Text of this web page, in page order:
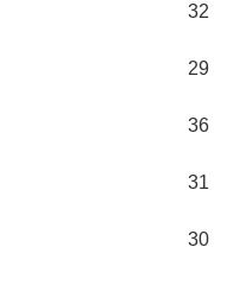
32
29
36
31
30